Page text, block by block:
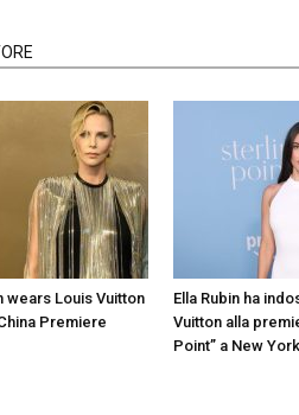
wears Louis Vuitton
Premiere
Ella Rubin ha
Vuitton alla
Point” a New